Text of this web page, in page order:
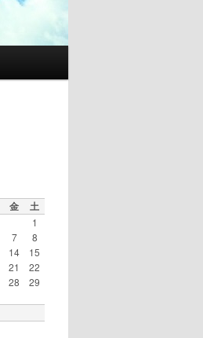
金 土
1
7
8
14
15
21
22
28
29